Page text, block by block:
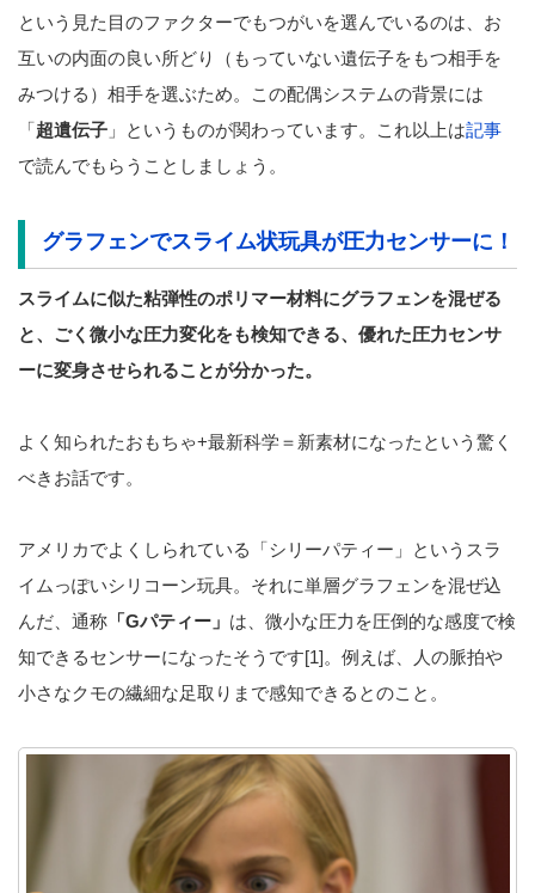
という見た目のファクターでもつがいを選んでいるのは、お
互いの内面の良い所どり（もっていない遺伝子をもつ相手を
みつける）相手を選ぶため。この配偶システムの背景には
「超遺伝子 」というものが関わっています。これ以上は記事
で読んでもらうことしましょう。
グラフェンでスライム状玩具が圧力センサーに！
スライムに似た粘弾性のポリマー材料にグラフェンを混ぜる
と、ごく微小な圧力変化をも検知できる、優れた圧力センサ
ーに変身させられることが分かった。
よく知られたおもちゃ+最新科学＝新素材になったという驚く
べきお話です。
アメリカでよくしられている「シリーパティー」というスラ
イムっぽいシリコーン玩具。それに単層グラフェンを混ぜ込
んだ、通称 「Gパティー」 は、微小な圧力を圧倒的な感度で検
知できるセンサーになったそうです[1]。例えば、人の脈拍や
小さなクモの繊細な足取りまで感知できるとのこと。